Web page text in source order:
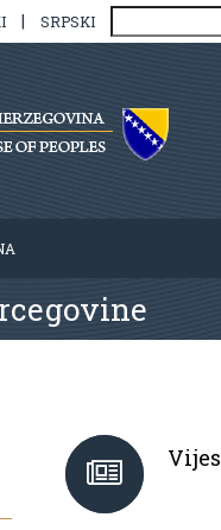
| SRPSKI